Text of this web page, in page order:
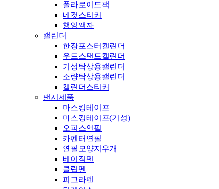
폴라로이드팩
네컷스티커
행잉액자
캘린더
한장포스터캘린더
우드스탠드캘린더
기성탁상용캘린더
소량탁상용캘린더
캘린더스티커
팬시제품
마스킹테이프
마스킹테이프(기성)
오피스연필
카펜터연필
연필모양지우개
베이직펜
클립펜
피그라펜